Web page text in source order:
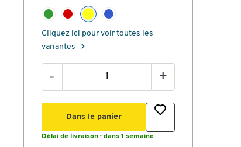
Cliquez ici pour voir toutes les
variantes
- +
Dans le panier
Délai de livraison : dans 1 semaine